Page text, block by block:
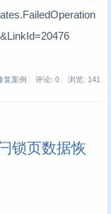
复案例 评论: 0 浏览: 141
锁页数据恢